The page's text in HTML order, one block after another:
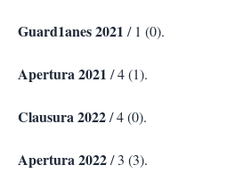
Guard1anes 2021 / 1 (0).
Apertura 2021 / 4 (1).
Clausura 2022/ 4 (0).
Apertura 2022/ 3 (3).